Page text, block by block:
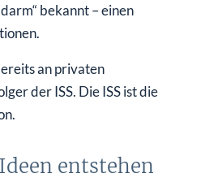
bekannt – einen
an privaten
der ISS. Die ISS ist die
entstehen